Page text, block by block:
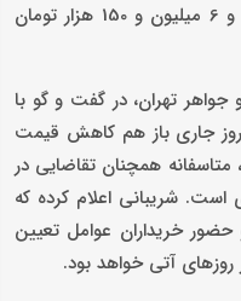
روز گذشته 65 هزار تومان نزول داشت و 6 میلیون و 150 هزار تومان
جواهر تهران، در گفت و گو با
جاری باز هم کاهش قیمت
متاسفانه همچنان تقاضایی در
است. شریبانی اعلام کرده که
خریداران عوامل تعیین
روزهای آتی خواهد بود.